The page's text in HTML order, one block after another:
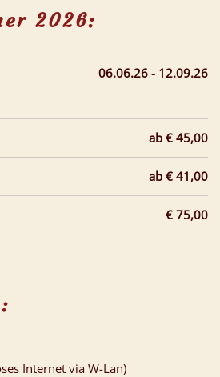
2026:
06.06.26 - 12.09.26
ab € 45,00
ab € 41,00
€ 75,00
Internet via W-Lan)